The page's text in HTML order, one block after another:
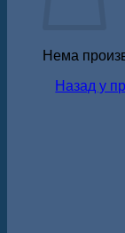
Нема
Назад у